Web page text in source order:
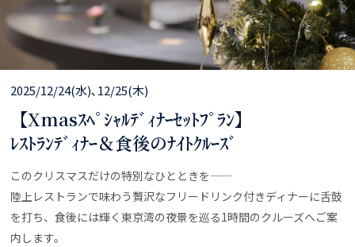
2025/12/24(水)､12/25(木)
【Xmasｽﾍﾟｼｬﾙﾃﾞｨﾅｰｾｯﾄﾌﾟﾗﾝ】
ﾚｽﾄﾗﾝﾃﾞｨﾅｰ＆食後のﾅｲﾄｸﾙｰｽﾞ
このクリスマスだけの特別なひとときを――
陸上レストランで味わう贅沢なフリードリンク付きディナーに舌鼓
を打ち、食後には輝く東京湾の夜景を巡る1時間のクルーズへご案
内します。